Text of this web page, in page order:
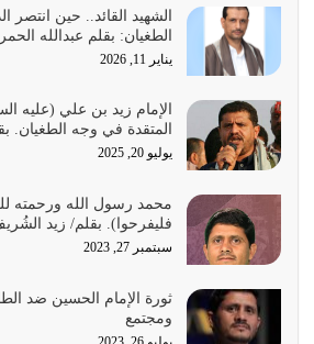
أمة عاجزة عن النهوض…
يوليو 23, 2026
بحبل الله جميعاً وليس كل…
يوليو 22, 2026
يشاء ويذل من يشاء
يوليو 21, 2026
كل زمان…
يوليو 19, 2026
الشهيد القائد.. حين انتصر
الطغيان: بقلم عبدالله
يناير 11, 2026
الإمام زيد بن علي (عليه
المتقدة في وجه الطغيان.
يوليو 20, 2025
محمد رسول الله ورحمته
فليفرحوا). بقلم/ زيد
سبتمبر 27, 2023
ثورة الإمام الحسين ضد
ومجتمع